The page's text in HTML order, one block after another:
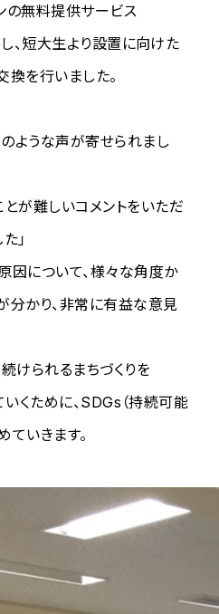
の無料提供サービス
し、短大生より設置に向けた
換を行いました。
ような声が寄せられまし
とが難しいコメントをいただ
」
因について、様々な角度か
分かり、非常に有益な意見
けられるまちづくりを
いくために、SDGs（持続可能
いきます。